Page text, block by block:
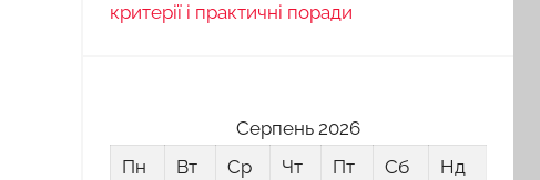
критерії і практичні поради
Серпень 2026
Пн
Вт Ср Чт Пт Сб
Нд